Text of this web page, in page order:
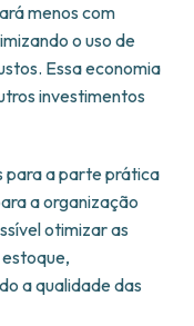
menos com
o uso de
Essa economia
investimentos
para a parte prática
a organização
otimizar as
a qualidade das